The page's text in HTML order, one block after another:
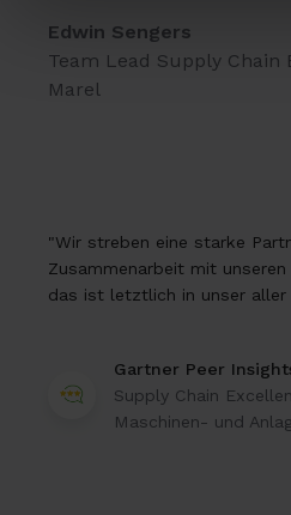
Edwin Sengers
Team Lead Supply Chain
Marel
"Wir streben eine starke
Zusammenarbeit mit
das ist letztlich in unser aller
Gartner Peer
Supply Chain
Maschinen- und